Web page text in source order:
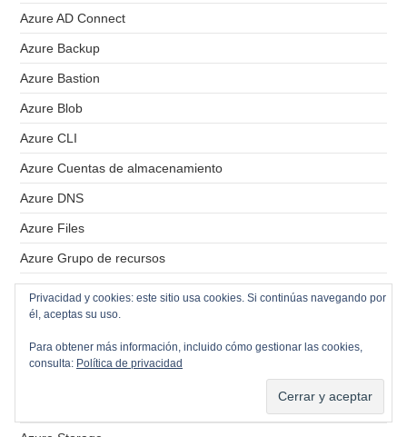
Azure AD Connect
Azure Backup
Azure Bastion
Azure Blob
Azure CLI
Azure Cuentas de almacenamiento
Azure DNS
Azure Files
Azure Grupo de recursos
Azure Key Vault
Azure Networking
Azure PowerShell
Privacidad y cookies: este sitio usa cookies. Si continúas navegando por
él, aceptas su uso.
Para obtener más información, incluido cómo gestionar las cookies,
consulta: Política de privacidad